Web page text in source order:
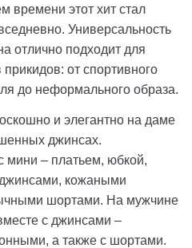
времени этот хит стал
Универсальность
отлично подходит для
от спортивного
до неформального образа.
и элегантно на даме
джинсах.
мини – платьем, юбкой,
кожаными
шортами. На мужчине
с джинсами –
а также с шортами.